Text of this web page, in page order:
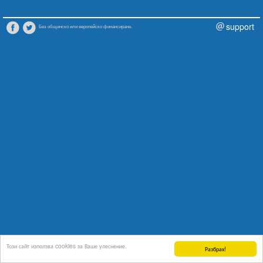
Разбрах!
Този сайт използва cookies за Ваше улеснение.
Без общинско или европейско финансиране. support